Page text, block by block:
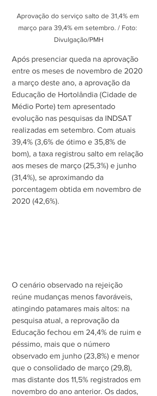
Aprovação do serviço salto de 31,4% em
março para 39,4% em setembro. / Foto:
Divulgação/PMH
Após presenciar queda na aprovação
entre os meses de novembro de 2020
a março deste ano, a aprovação da
Educação de Hortolândia (Cidade de
Médio Porte) tem apresentado
evolução nas pesquisas da INDSAT
realizadas em setembro. Com atuais
39,4% (3,6% de ótimo e 35,8% de
bom), a taxa registrou salto em relação
aos meses de março (25,3%) e junho
(31,4%), se aproximando da
porcentagem obtida em novembro de
2020 (42,6%).
O cenário observado na rejeição
reúne mudanças menos favoráveis,
atingindo patamares mais altos: na
pesquisa atual, a reprovação da
Educação fechou em 24,4% de ruim e
péssimo, mais que o número
observado em junho (23,8%) e menor
que o consolidado de março (29,8),
mas distante dos 11,5% registrados em
novembro do ano anterior. Os dados,